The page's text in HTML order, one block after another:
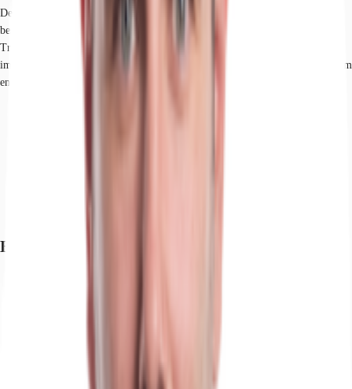
Der Standort liegt hervorragend im westlichen Umland von Magdeburg, mit
bester Anbindung an die A 2 und die A 14. Der Standort profitiert von der
Trimodalität des Standortes Magdeburg. Die Anbindung an die Wasserstraße
im Hafen Magdeburg sowie den dortigen Gleisanschluss ist sehr gut (rd. 20 km
entfernt).
Exposé herunterladen